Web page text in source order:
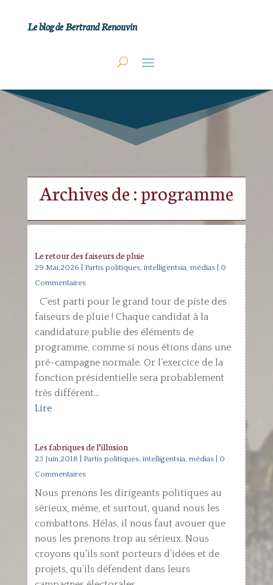
Le blog de Bertrand Renouvin
Archives de : programme
Le retour des faiseurs de pluie
29 Mai,2026 Partis politiques, intelligentsia, médias| 0
Commentaires
C’est parti pour le grand tour de piste des
faiseurs de pluie ! Chaque candidat à la
candidature publie des éléments de
programme, comme si nous étions dans une
pré-campagne normale. Or l’exercice de la
fonction présidentielle sera probablement
très différent...
Lire
Les fabriques de l’illusion
23 Juin,2018 Partis politiques, intelligentsia, médias| 0
Commentaires
Nous prenons les dirigeants politiques au
sérieux, même, et surtout, quand nous les
combattons. Hélas, il nous faut avouer que
nous les prenons trop au sérieux. Nous
croyons qu’ils sont porteurs d’idées et de
projets, qu’ils défendent dans leurs